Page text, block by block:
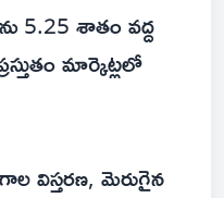
5.25 శాతం వద్ద
మార్కెట్లలో
విస్తరణ, మెరుగైన